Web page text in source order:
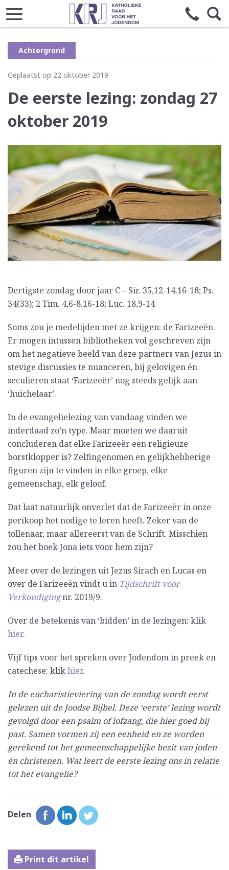
Achtergrond
Geplaatst op 22 oktober 2019
De eerste lezing: zondag 27
oktober 2019
Dertigste zondag door jaar C – Sir. 35,12-14.16-18; Ps.
34(33); 2 Tim. 4,6-8.16-18; Luc. 18,9-14
Soms zou je medelijden met ze krijgen: de Farizeeën.
Er mogen intussen bibliotheken vol geschreven zijn
om het negatieve beeld van deze partners van Jezus in
stevige discussies te nuanceren, bij gelovigen én
seculieren staat ‘Farizeeër’ nog steeds gelijk aan
‘huichelaar’.
In de evangelielezing van vandaag vinden we
inderdaad zo’n type. Maar moeten we daaruit
concluderen dat elke Farizeeër een religieuze
borstklopper is? Zelfingenomen en gelijkhebberige
figuren zijn te vinden in elke groep, elke
gemeenschap, elk geloof.
Dat laat natuurlijk onverlet dat de Farizeeër in onze
perikoop het nodige te leren heeft. Zeker van de
tollenaar, maar allereerst van de Schrift. Misschien
zou het boek Jona iets voor hem zijn?
Meer over de lezingen uit Jezus Sirach en Lucas en
over de Farizeeën vindt u in Tijdschrift voor
Verkondigingnr. 2019/9.
Over de betekenis van ‘bidden’ in de lezingen: klik
hier.
Vijf tips voor het spreken over Jodendom in preek en
catechese: klikhier.
In de eucharistieviering van de zondag wordt eerst
gelezen uit de Joodse Bijbel. Deze ‘eerste’ lezing wordt
gevolgd door een psalm of lofzang, die hier goed bij
past. Samen vormen zij een eenheid en ze worden
gerekend tot het gemeenschappelijke bezit van joden
én christenen. Wat leert de eerste lezing ons in relatie
tot het evangelie?
Delen
Print dit artikel